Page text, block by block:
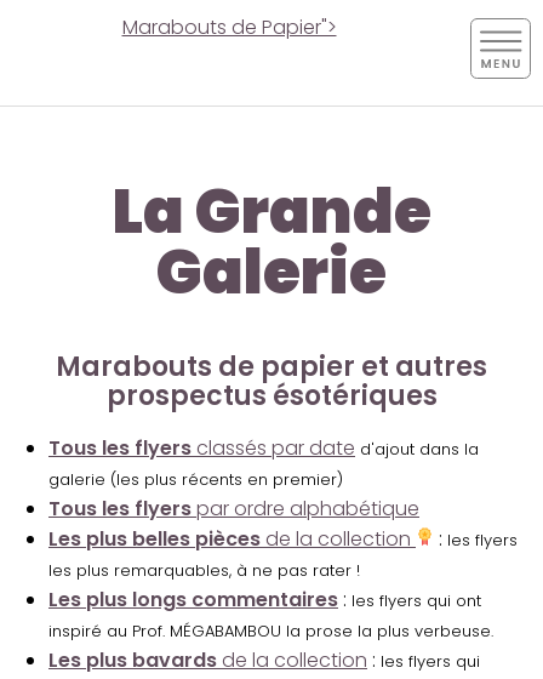
Marabouts de Papier">
La Grande
Galerie
Marabouts de papier et autres
prospectus ésotériques
Tous les flyers classés par date d'ajout dans la
galerie (les plus récents en premier)
Tous les flyerspar ordre alphabétique
Les plus belles pièces de la collection : les flyers
les plus remarquables, à ne pas rater !
Les plus longs commentaires : les flyers qui ont
inspiré au Prof. MÉGABAMBOU la prose la plus verbeuse.
Les plus bavards de la collection : les flyers qui